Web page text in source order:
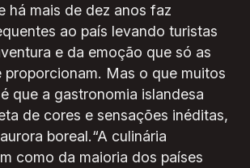
há mais de dez anos faz
ao país levando turistas
e da emoção que só as
proporcionam. Mas o que muitos
que a gastronomia islandesa
de cores e sensações inéditas,
boreal.“A culinária
como da maioria dos países